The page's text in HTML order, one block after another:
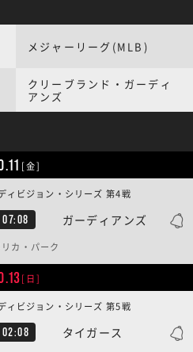
メジャーリーグ(MLB)
クリーブランド・ガーディ
アンズ
[金]
07:08 ガーディアンズ
ビジョン・シリーズ 第4戦
リカ・パーク
[日]
02:08 タイガース
ビジョン・シリーズ 第5戦